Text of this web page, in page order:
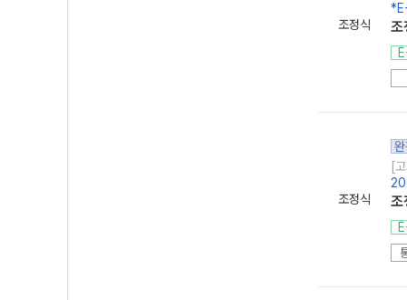
조정식
조정식
[